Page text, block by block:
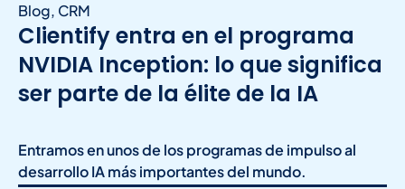
Blog, CRM
Clientify entra en el programa
NVIDIA Inception: lo que significa
ser parte de la élite de la IA
Entramos en unos de los programas de impulso al
desarrollo IA más importantes del mundo.